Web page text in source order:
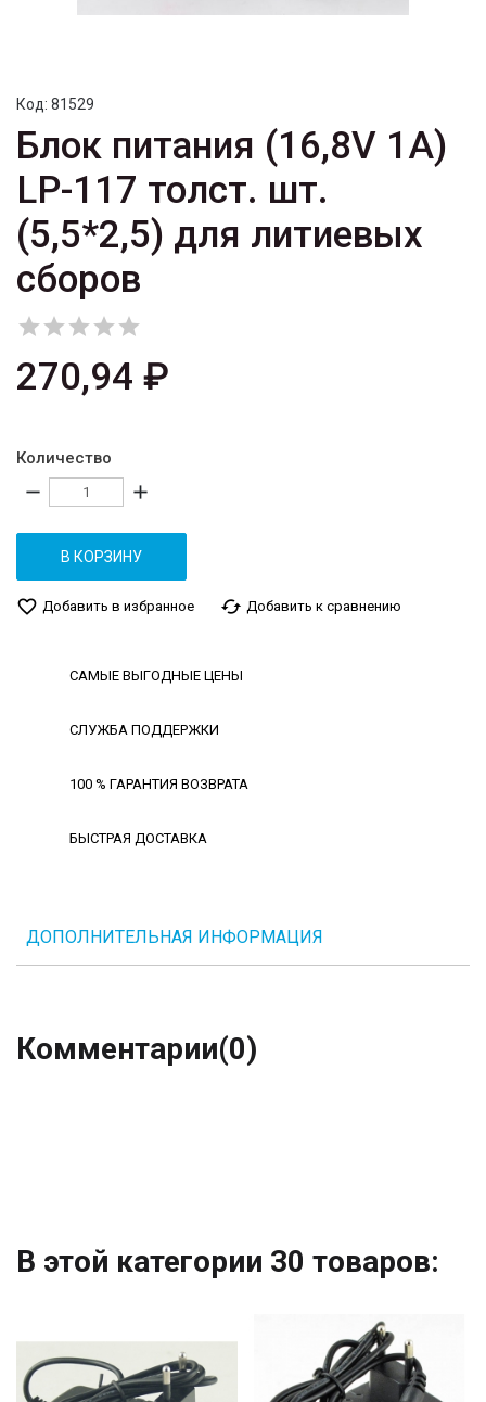
Код: 81529
Блок питания (16,8V 1A)
LP-117 толст. шт.
(5,5*2,5) для литиевых
сборов

270,94 ₽
Количество
remove add
В КОРЗИНУ
favorite_border Добавить в избранное cached Добавить к сравнению
САМЫЕ ВЫГОДНЫЕ ЦЕНЫ
СЛУЖБА ПОДДЕРЖКИ
100 % ГАРАНТИЯ ВОЗВРАТА
БЫСТРАЯ ДОСТАВКА
ДОПОЛНИТЕЛЬНАЯ ИНФОРМАЦИЯ
Комментарии(0)
В этой категории 30 товаров: